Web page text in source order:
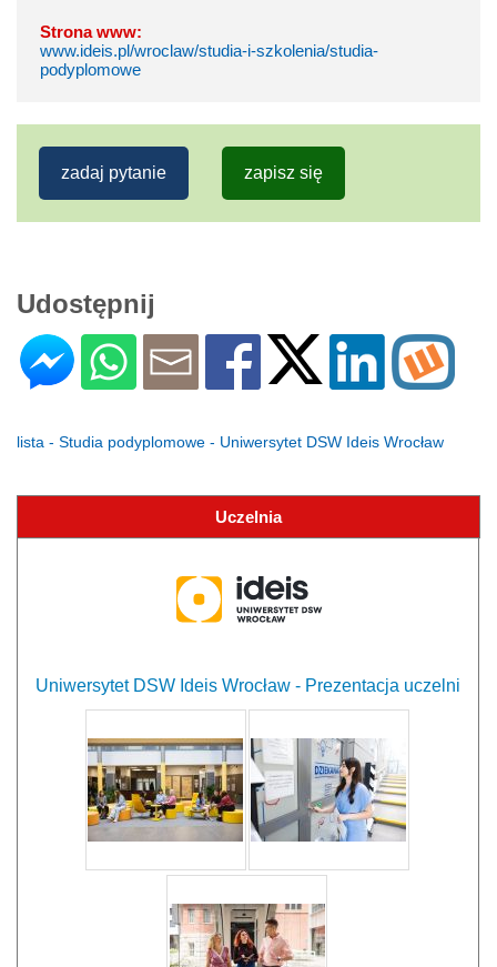
Strona www:
www.ideis.pl/wroclaw/studia-i-szkolenia/studia-
podyplomowe
zadaj pytanie zapisz się
Udostępnij
lista - Studia podyplomowe - Uniwersytet DSW Ideis Wrocław
Uczelnia
Uniwersytet DSW Ideis Wrocław - Prezentacja uczelni